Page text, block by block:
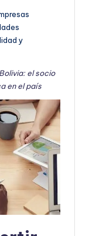
y
el socio
en el país